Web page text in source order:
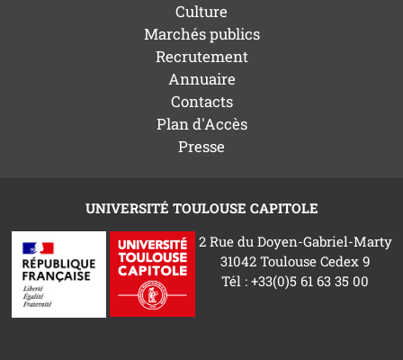
Culture
Marchés publics
Recrutement
Annuaire
Contacts
Plan d'Accès
Presse
UNIVERSITÉ TOULOUSE CAPITOLE
2 Rue du Doyen-Gabriel-Marty
31042 Toulouse Cedex 9
Tél : +33(0)5 61 63 35 00